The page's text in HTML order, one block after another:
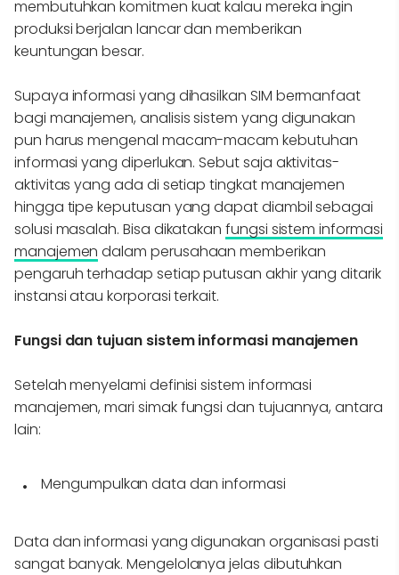
membutuhkan komitmen kuat kalau mereka ingin
produksi berjalan lancar dan memberikan
keuntungan besar.
Supaya informasi yang dihasilkan SIM bermanfaat
bagi manajemen, analisis sistem yang digunakan
pun harus mengenal macam-macam kebutuhan
informasi yang diperlukan. Sebut saja aktivitas-
aktivitas yang ada di setiap tingkat manajemen
hingga tipe keputusan yang dapat diambil sebagai
solusi masalah. Bisa dikatakanfungsi sistem informasi
manajemen dalam perusahaan memberikan
pengaruh terhadap setiap putusan akhir yang ditarik
instansi atau korporasi terkait.
Fungsi dan tujuan sistem informasi manajemen
Setelah menyelami definisi sistem informasi
manajemen, mari simak fungsi dan tujuannya, antara
lain:
Mengumpulkan data dan informasi
Data dan informasi yang digunakan organisasi pasti
sangat banyak. Mengelolanya jelas dibutuhkan